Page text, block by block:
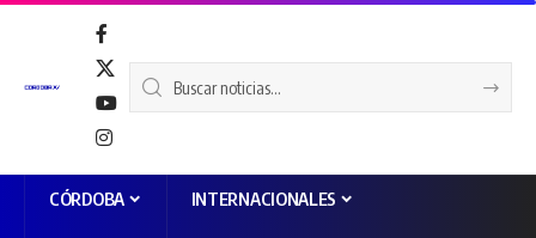
CÓRDOBA INTERNACIONALES